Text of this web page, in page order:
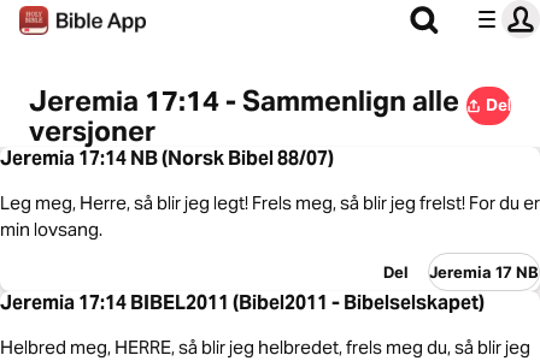
Jeremia 17:14 - Sammenlign alle
versjoner
Del
Jeremia 17:14 NB (Norsk Bibel 88/07)
Leg meg, Herre, så blir jeg legt! Frels meg, så blir jeg frelst! For du er
min lovsang.
Del Jeremia 17 NB
Jeremia 17:14 BIBEL2011 (Bibel2011 - Bibelselskapet)
Helbred meg, HERRE, så blir jeg helbredet, frels meg du, så blir jeg